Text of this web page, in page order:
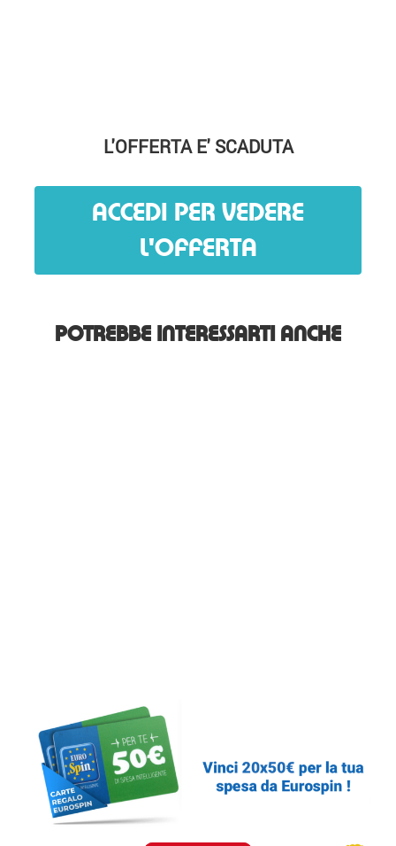
L'OFFERTA E' SCADUTA
ACCEDI PER VEDERE
L'OFFERTA
POTREBBE INTERESSARTI ANCHE